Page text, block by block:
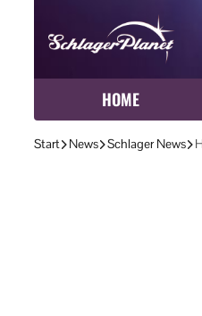
HOME
Start News Schlager News